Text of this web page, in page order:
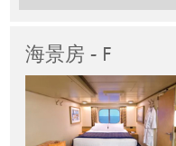
海景房 - F